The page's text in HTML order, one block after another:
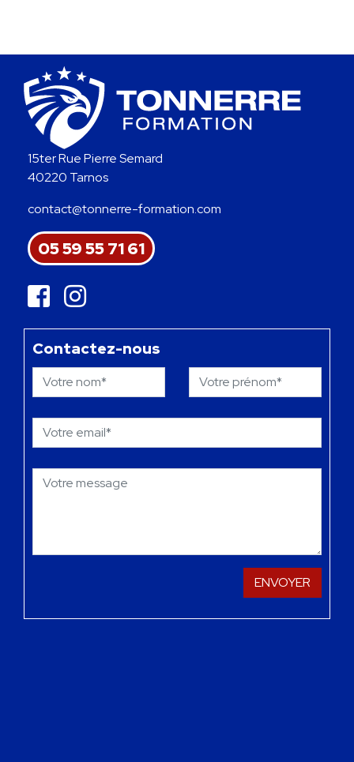
15ter Rue Pierre Semard
40220 Tarnos
contact@tonnerre-formation.com
05 59 55 71 61
Contactez-nous